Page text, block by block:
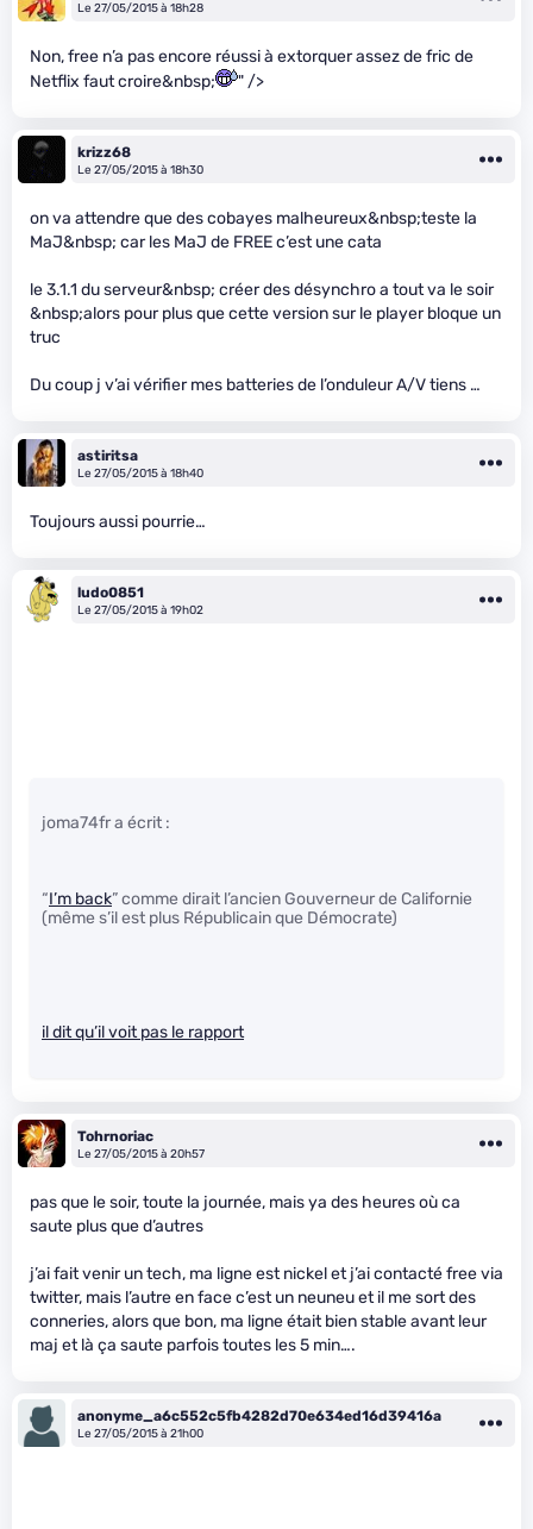
Le 27/05/2015 à 18h28
Non, free n’a pas encore réussi à extorquer assez de fric de
Netflix faut croire&nbsp;
" />
krizz68
Le 27/05/2015 à 18h30
on va attendre que des cobayes malheureux&nbsp;teste la
MaJ&nbsp; car les MaJ de FREE c’est une cata
le 3.1.1 du serveur&nbsp; créer des désynchro a tout va le soir
&nbsp;alors pour plus que cette version sur le player bloque un
truc
Du coup j v’ai vérifier mes batteries de l’onduleur A/V tiens …
astiritsa
Le 27/05/2015 à 18h40
Toujours aussi pourrie…
ludo0851
Le 27/05/2015 à 19h02
joma74fr a écrit :
“I’m back” comme dirait l’ancien Gouverneur de Californie
(même s’il est plus Républicain que Démocrate)
il dit qu’il voit pas le rapport
Tohrnoriac
Le 27/05/2015 à 20h57
pas que le soir, toute la journée, mais ya des heures où ca
saute plus que d’autres
j’ai fait venir un tech, ma ligne est nickel et j’ai contacté free via
twitter, mais l’autre en face c’est un neuneu et il me sort des
conneries, alors que bon, ma ligne était bien stable avant leur
maj et là ça saute parfois toutes les 5 min….
anonyme_a6c552c5fb4282d70e634ed16d39416a
Le 27/05/2015 à 21h00